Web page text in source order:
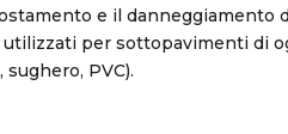
e il danneggiamento
per sottopavimenti di
PVC).